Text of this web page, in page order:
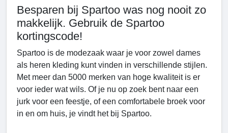
Besparen bij Spartoo was nog nooit zo
makkelijk. Gebruik de Spartoo
kortingscode!
Spartoo is de modezaak waar je voor zowel dames
als heren kleding kunt vinden in verschillende stijlen.
Met meer dan 5000 merken van hoge kwaliteit is er
voor ieder wat wils. Of je nu op zoek bent naar een
jurk voor een feestje, of een comfortabele broek voor
in en om huis, je vindt het bij Spartoo.